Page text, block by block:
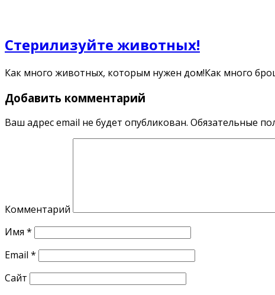
Стерилизуйте животных!
Как много животных, которым нужен дом!Как много
Добавить комментарий
Ваш адрес email не будет опубликован. Обязательные
Комментарий
Имя *
Email *
Сайт